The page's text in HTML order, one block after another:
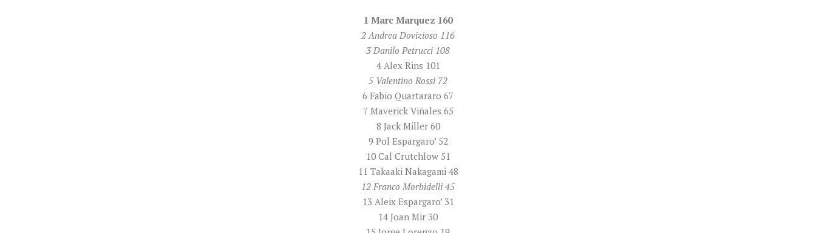
1 Marc Marquez 160
2 Andrea Dovizioso 116
3 Danilo Petrucci 108
4 Alex Rins 101
5 Valentino Rossi 72
6 Fabio Quartararo 67
7 Maverick Viñales 65
8 Jack Miller 60
9 Pol Espargaro’ 52
10 Cal Crutchlow 51
11 Takaaki Nakagami 48
12 Franco Morbidelli 45
13 Aleix Espargaro’ 31
14 Joan Mir 30